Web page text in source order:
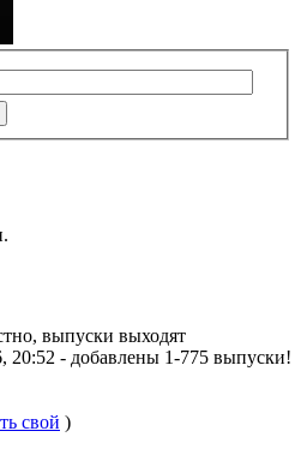
выпуски выходят
20:52 - добавлены 1-775 выпуски!
свой )